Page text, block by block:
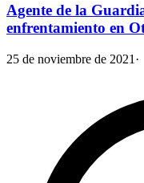
Agente de la
enfrentamiento en
25 de noviembre de 2021 ·